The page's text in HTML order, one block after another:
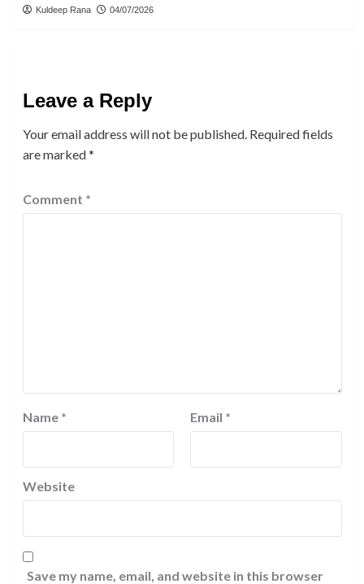
Kuldeep Rana 04/07/2026
Leave a Reply
Your email address will not be published. Required fields
are marked*
Comment *
Name * Email *
Website
Save my name, email, and website in this browser